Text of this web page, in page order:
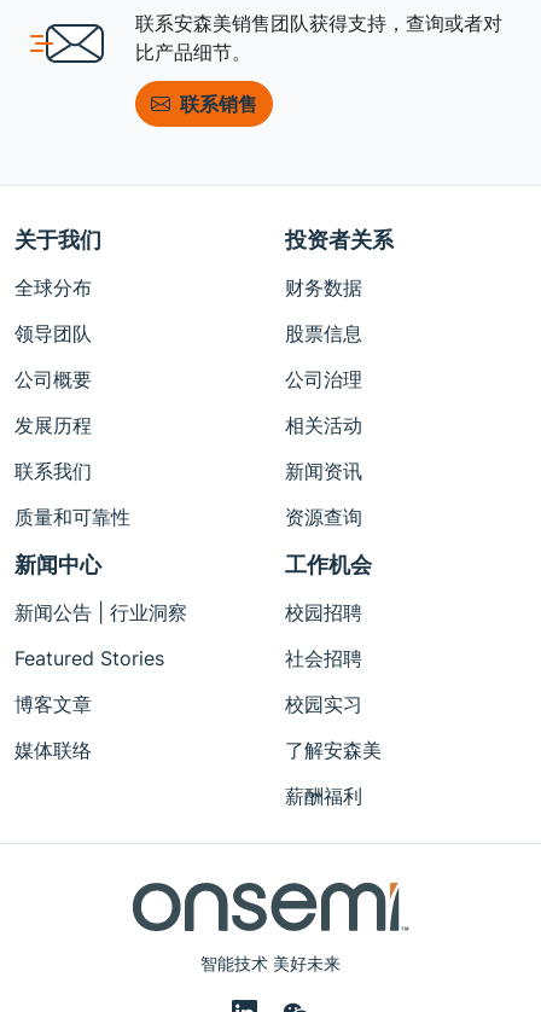
联系安森美销售团队获得支持，查询或者对
比产品细节。
联系销售
智能技术 美好未来
关于我们
全球分布
领导团队
公司概要
发展历程
联系我们
质量和可靠性
投资者关系
财务数据
股票信息
公司治理
相关活动
新闻资讯
资源查询
新闻中心
新闻公告 | 行业洞察
Featured Stories
博客文章
媒体联络
工作机会
校园招聘
社会招聘
校园实习
了解安森美
薪酬福利